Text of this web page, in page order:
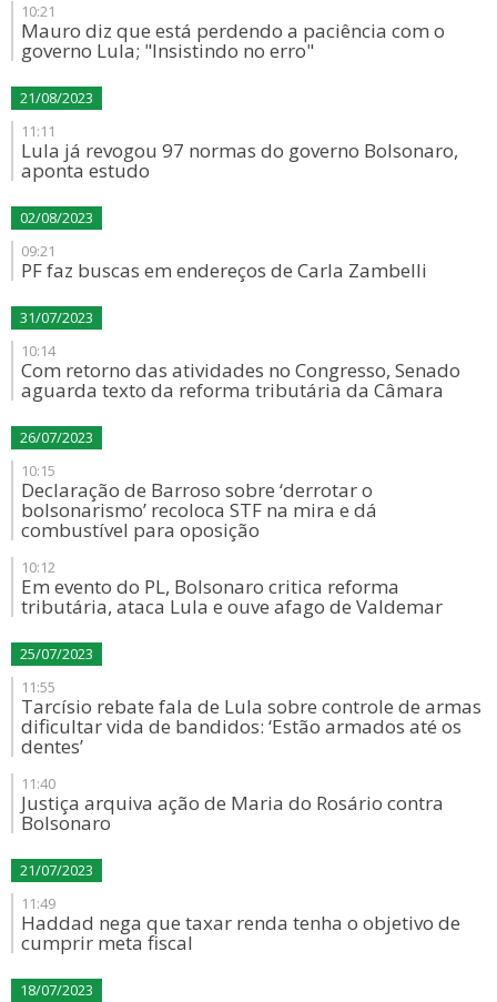
10:21
Mauro diz que está perdendo a paciência com o
governo Lula; "Insistindo no erro"
21/08/2023
11:11
Lula já revogou 97 normas do governo Bolsonaro,
aponta estudo
02/08/2023
09:21
PF faz buscas em endereços de Carla Zambelli
31/07/2023
10:14
Com retorno das atividades no Congresso, Senado
aguarda texto da reforma tributária da Câmara
26/07/2023
10:15
Declaração de Barroso sobre ‘derrotar o
bolsonarismo’ recoloca STF na mira e dá
combustível para oposição
10:12
Em evento do PL, Bolsonaro critica reforma
tributária, ataca Lula e ouve afago de Valdemar
25/07/2023
11:55
Tarcísio rebate fala de Lula sobre controle de armas
dificultar vida de bandidos: ‘Estão armados até os
dentes’
11:40
Justiça arquiva ação de Maria do Rosário contra
Bolsonaro
21/07/2023
11:49
Haddad nega que taxar renda tenha o objetivo de
cumprir meta fiscal
18/07/2023